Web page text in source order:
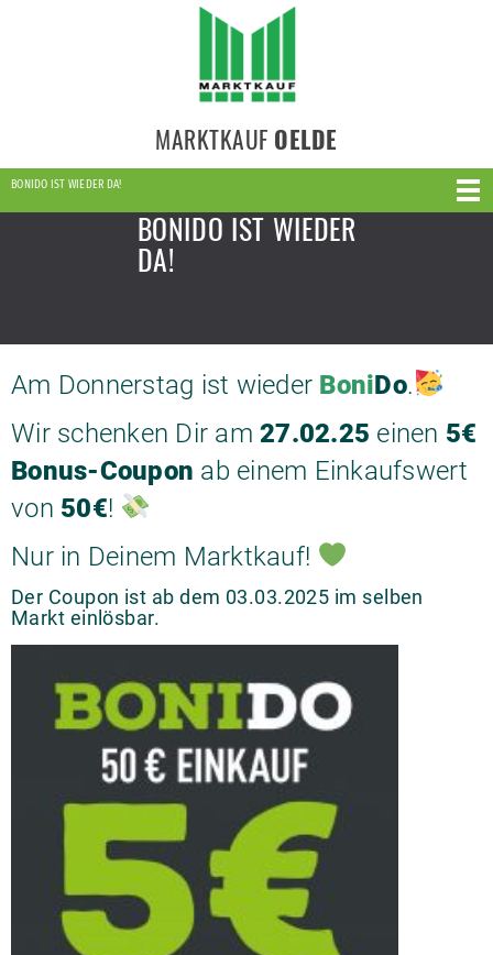
MARKTKAUF OELDE
BONIDO IST WIEDER DA!
BONIDO IST WIEDER
DA!
Am Donnerstag ist wieder BoniDo.
Wir schenken Dir am 27.02.25 einen 5€
Bonus-Coupon ab einem Einkaufswert
von 50€!
Nur in Deinem Marktkauf!
Der Coupon ist ab dem 03.03.2025 im selben
Markt einlösbar.